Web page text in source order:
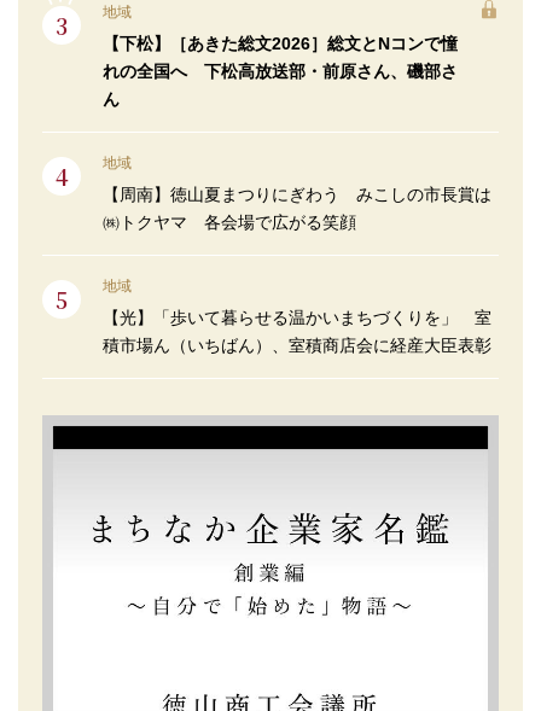
地域
【下松】［あきた総文2026］総文とNコンで憧
れの全国へ 下松高放送部・前原さん、磯部さ
ん
地域
【周南】徳山夏まつりにぎわう みこしの市長賞は
㈱トクヤマ 各会場で広がる笑顔
地域
【光】「歩いて暮らせる温かいまちづくりを」 室
積市場ん（いちばん）、室積商店会に経産大臣表彰